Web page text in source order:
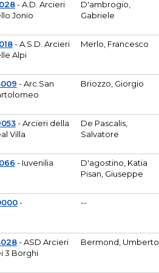
- A.D. Arcieri
Jonio
D'ambrogio,
Gabriele
- A.S.D. Arcieri
Alpi
Merlo, Francesco
- Arc.San
Briozzo, Giorgio
- Arcieri della
Villa
De Pascalis,
Salvatore
- Iuvenilia
D'agostino, Katia
Pisan, Giuseppe
- --
- ASD Arcieri
3 Borghi
Bermond, Umberto